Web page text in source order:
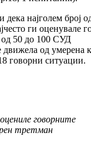
дека најголем број
ги оценувале
од 50 до 100 СУД
од умерена
говорни си­туации.
говорните
третман